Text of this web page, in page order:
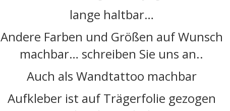
lange haltbar…
Andere Farben und Größen auf Wunsch
machbar… schreiben Sie uns an..
Auch als Wandtattoo machbar
Aufkleber ist auf Trägerfolie gezogen